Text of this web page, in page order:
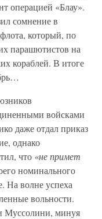
операцией «Блау».
сомнение в
который, по
парашютистов на
кораблей. В итоге
войсками
даже отдал приказ
однако
что «не примет
номинального
На волне успеха
вольности.
Муссолини, минуя